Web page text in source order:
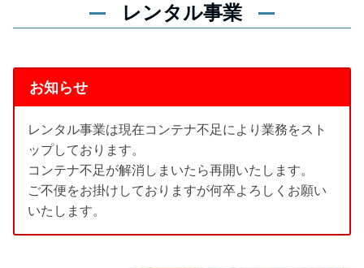
レンタル事業
お知らせ
レンタル事業は現在コンテナ不足により業務をスト
ップしております。
コンテナ不足が解消しまいたら再開いたします。
ご不便をお掛けしておりますが何卒よろしくお願い
いたします。